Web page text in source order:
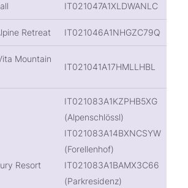
IT021047A1XLDWANLC
Retreat IT021046A1NHGZC79Q
Mountain
IT021041A17HMLLHBL
Resort
IT021083A1KZPHB5XG
(Alpenschlössl)
IT021083A14BXNCSYW
(Forellenhof)
IT021083A1BAMX3C66
(Parkresidenz)